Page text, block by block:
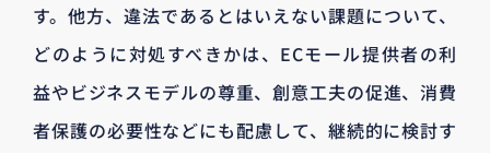
す。他方、違法であるとはいえない課題について、
どのように対処すべきかは、ECモール提供者の利
益やビジネスモデルの尊重、創意工夫の促進、消費
者保護の必要性などにも配慮して、継続的に検討す